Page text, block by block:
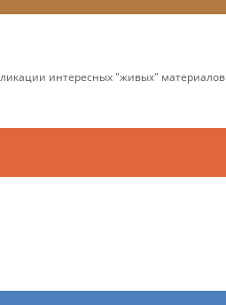
интересных "живых"